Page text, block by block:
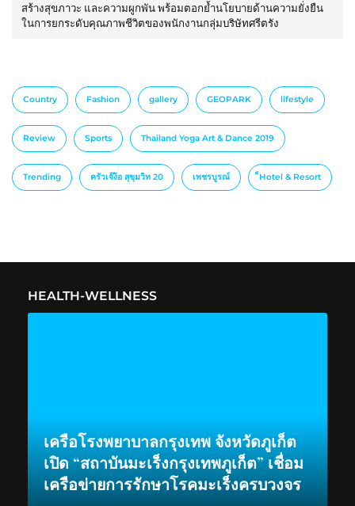
สร้างสุขภาวะ และความผูกพัน พร้อมตอกย้ำนโยบายด้านความยั่งยืน
ในการยกระดับคุณภาพชีวิตของพนักงานกลุ่มบริษัทศรีตรัง
Country Fashion gallery GEOPARK lifestyle
Review Sports Thailand Yoga Art & Dance 2019
Trending ครัวเจ๊ง้อ สุขุมวิท 20 เพชรบูรณ์ ็Hotel & Resort
HEALTH-WELLNESS
เครือโรงพยาบาลกรุงเทพ จังหวัดภูเก็ต
เปิด “สถาบันมะเร็งกรุงเทพภูเก็ต” เชื่อม
เครือข่ายการรักษาโรคมะเร็งครบวงจร